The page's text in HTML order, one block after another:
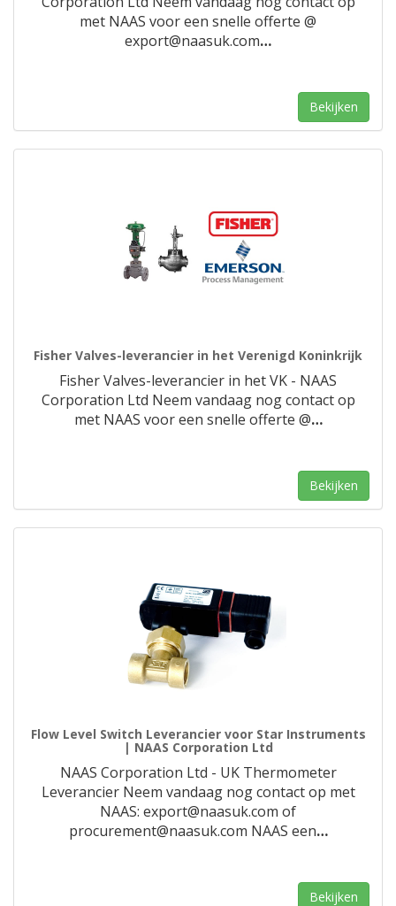
met NAAS voor een snelle offerte @
export@naasuk.com…
Bekijken
Fisher Valves-leverancier in het Verenigd Koninkrijk
Fisher Valves-leverancier in het VK - NAAS
Corporation Ltd Neem vandaag nog contact op
met NAAS voor een snelle offerte @…
Bekijken
Flow Level Switch Leverancier voor Star Instruments
| NAAS Corporation Ltd
NAAS Corporation Ltd - UK Thermometer
Leverancier Neem vandaag nog contact op met
NAAS: export@naasuk.com of
procurement@naasuk.com NAAS een…
Bekijken